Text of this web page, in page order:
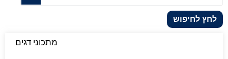
לחץ לחיפוש
מתכוני דגים